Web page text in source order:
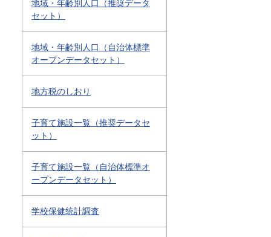
地域・年齢別人口（推奨データ
セット）
地域・年齢別人口（自治体標準
オープンデータセット）
地方税のしおり
子育て施設一覧（推奨データセ
ット）
子育て施設一覧（自治体標準オ
ープンデータセット）
学校保健統計調査